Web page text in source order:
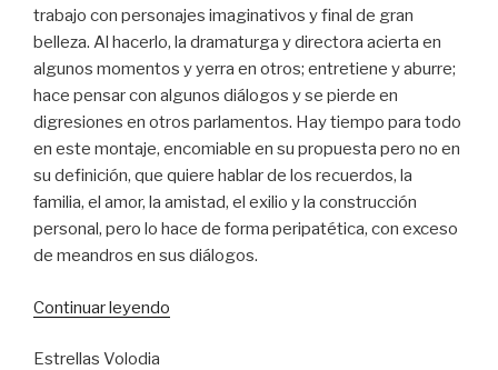
trabajo con personajes imaginativos y final de gran
belleza. Al hacerlo, la dramaturga y directora acierta en
algunos momentos y yerra en otros; entretiene y aburre;
hace pensar con algunos diálogos y se pierde en
digresiones en otros parlamentos. Hay tiempo para todo
en este montaje, encomiable en su propuesta pero no en
su definición, que quiere hablar de los recuerdos, la
familia, el amor, la amistad, el exilio y la construcción
personal, pero lo hace de forma peripatética, con exceso
de meandros en sus diálogos.
Continuar leyendo
Estrellas Volodia